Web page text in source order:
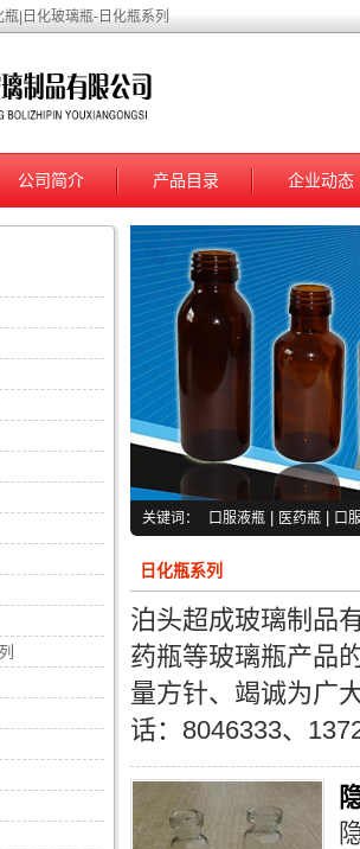
瓶|日化玻璃瓶-日化瓶系列
公司简介 产品目录 企业动态
关键词： 口服液瓶 医药瓶 口
日化瓶系列
泊头超成玻璃制品
药瓶等玻璃瓶产品
量方针、竭诚为广
话：8046333、